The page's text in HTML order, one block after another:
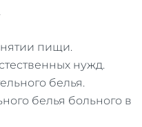
пищи.
нужд.
белья.
белья больного в